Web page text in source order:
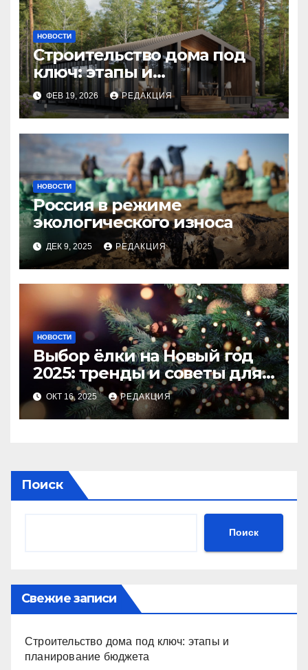
НОВОСТИ
Строительство дома под
ключ: этапы и
планирование бюджета
ФЕВ 19, 2026 РЕДАКЦИЯ
НОВОСТИ
Россия в режиме
экологического износа
ДЕК 9, 2025 РЕДАКЦИЯ
НОВОСТИ
Выбор ёлки на Новый год
2025: тренды и советы для
идеального праздника
ОКТ 16, 2025 РЕДАКЦИЯ
Поиск
Поиск
Свежие записи
Строительство дома под ключ: этапы и
планирование бюджета